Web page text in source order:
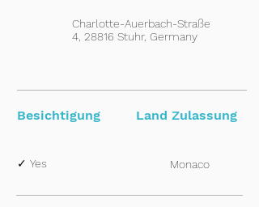
Charlotte-Auerbach-Straße
4, 28816 Stuhr, Germany
Besichtigung Land Zulassung
✓ Yes Monaco